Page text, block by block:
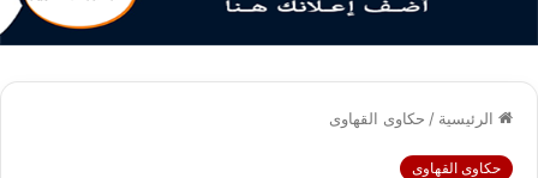
الرئيسية / حكاوى القهاوى
حكاوى القهاوى